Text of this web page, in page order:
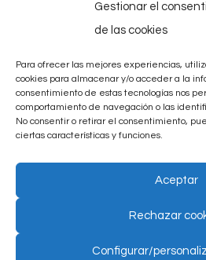
Gestionar el
de las cookies
Para ofrecer las mejores experiencias,
cookies para almacenar y/o acceder a la
consentimiento de estas tecnologías nos
comportamiento de navegación o las
No consentir o retirar el consentimiento,
ciertas características y funciones.
Aceptar
Rechazar
Configurar/
Calcular ahorro
Proyectos
Noticias
Contacto
Aviso legal
Política de cookies (UE)